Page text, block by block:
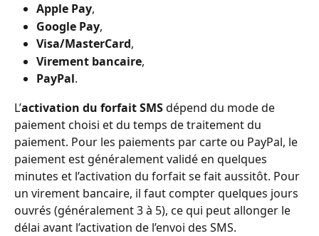
Apple Pay,
Google Pay,
Visa/MasterCard,
Virement bancaire,
PayPal.
L’activation du forfait SMS dépend du mode de
paiement choisi et du temps de traitement du
paiement. Pour les paiements par carte ou PayPal, le
paiement est généralement validé en quelques
minutes et l’activation du forfait se fait aussitôt. Pour
un virement bancaire, il faut compter quelques jours
ouvrés (généralement 3 à 5), ce qui peut allonger le
délai avant l’activation de l’envoi des SMS.